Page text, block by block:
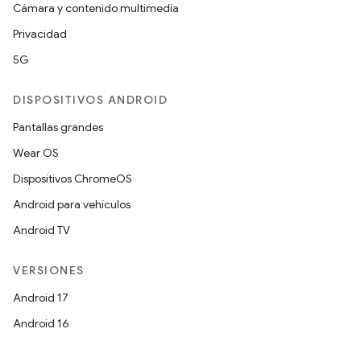
Cámara y contenido multimedia
Privacidad
5G
DISPOSITIVOS ANDROID
Pantallas grandes
Wear OS
Dispositivos ChromeOS
Android para vehículos
Android TV
VERSIONES
Android 17
Android 16